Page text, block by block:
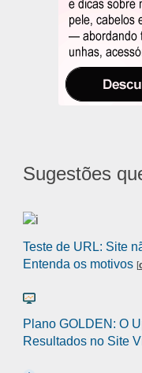
Sugestões
Teste de URL: Site
Entenda os motivos [
Plano GOLDEN: O
Resultados no Site